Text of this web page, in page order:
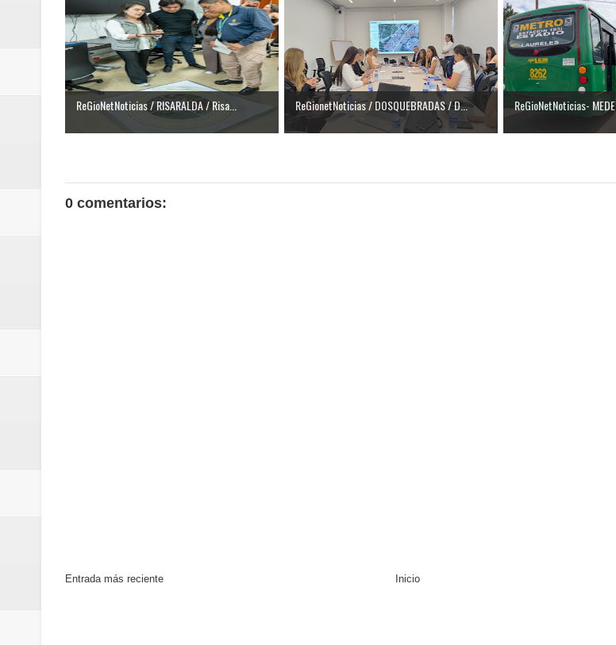
ReGioNetNoticias / RISARALDA / Risaralda fortalece la preparación de sus
ReGionetNoticias / DOSQUEBRADAS / Dosquebradas fortalece la respuesta
acciones que impactan a más de 20.000 personas
ReGioNetNoticias- MEDELLIN / En Medellín fue inmovilizado un bus que
Regionetnoticias / En solo dos años y siete meses, la Fábrica de Licores del
ReGioNetNoticias / RISARALDA / Risa... ReGionetNoticias / DOSQUEBRADAS / D... ReGioNetNoticias-
0 comentarios:
Entrada más reciente Inicio